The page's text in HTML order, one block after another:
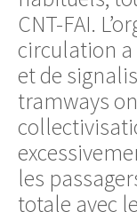
CNT-FAI.
circulation a
et de
tramways
les
totale avec